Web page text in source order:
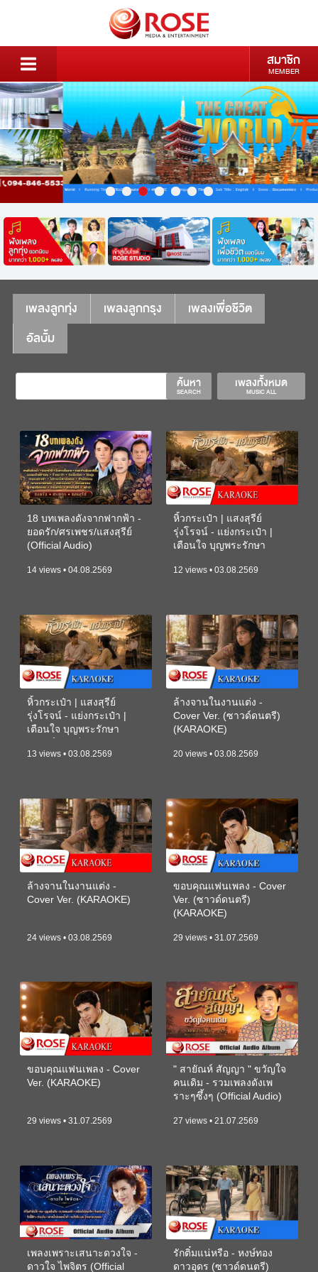
สมาชิก
MEMBER
เพลงลูกทุ่ง เพลงลูกกรุง
เพลงเพื่อชีวิต
อัลบั้ม
เพลงทั้งหมด
MUSIC ALL
ค้นหา
SEARCH
18 บทเพลงดังจากฟากฟ้า -
ยอดรัก/ศรเพชร/แสงสุรีย์
(Official Audio)
14 views • 04.08.2569
หิ้วกระเป๋า | แสงสุรีย์
รุ่งโรจน์ - แย่งกระเป๋า |
เตือนใจ บุญพระรักษา
12 views • 03.08.2569
หิ้วกระเป๋า | แสงสุรีย์
รุ่งโรจน์ - แย่งกระเป๋า |
เตือนใจ บุญพระรักษา
13 views • 03.08.2569
ล้างจานในงานแต่ง -
Cover Ver. (ซาวด์ดนตรี)
(KARAOKE)
20 views • 03.08.2569
ล้างจานในงานแต่ง -
Cover Ver. (KARAOKE)
24 views • 03.08.2569
ขอบคุณแฟนเพลง - Cover
Ver. (ซาวด์ดนตรี)
(KARAOKE)
29 views • 31.07.2569
ขอบคุณแฟนเพลง - Cover
Ver. (KARAOKE)
29 views • 31.07.2569
" สายัณห์ สัญญา " ขวัญใจ
คนเดิม - รวมเพลงดังเพ
ราะๆซึ้งๆ (Official Audio)
27 views • 21.07.2569
เพลงเพราะเสนาะดวงใจ -
ดาวใจ ไพจิตร (Official
รักติ๋มแน่หรือ - หงษ์ทอง
ดาวอุดร (ซาวด์ดนตรี)